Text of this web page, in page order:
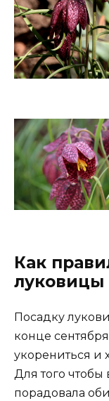
Как
луковицы
Посадку
конце
укорениться и
Для того
порадовала